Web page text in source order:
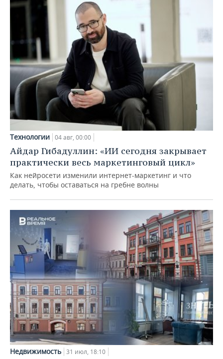
Технологии 04 авг, 00:00
Айдар Гибадуллин: «ИИ сегодня закрывает
практически весь маркетинговый цикл»
Как нейросети изменили интернет-маркетинг и что
делать, чтобы оставаться на гребне волны
Недвижимость 31 июл, 18:10